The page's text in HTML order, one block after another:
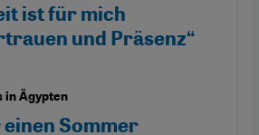
ist für mich
und Präsenz“
in Ägypten
Sommer